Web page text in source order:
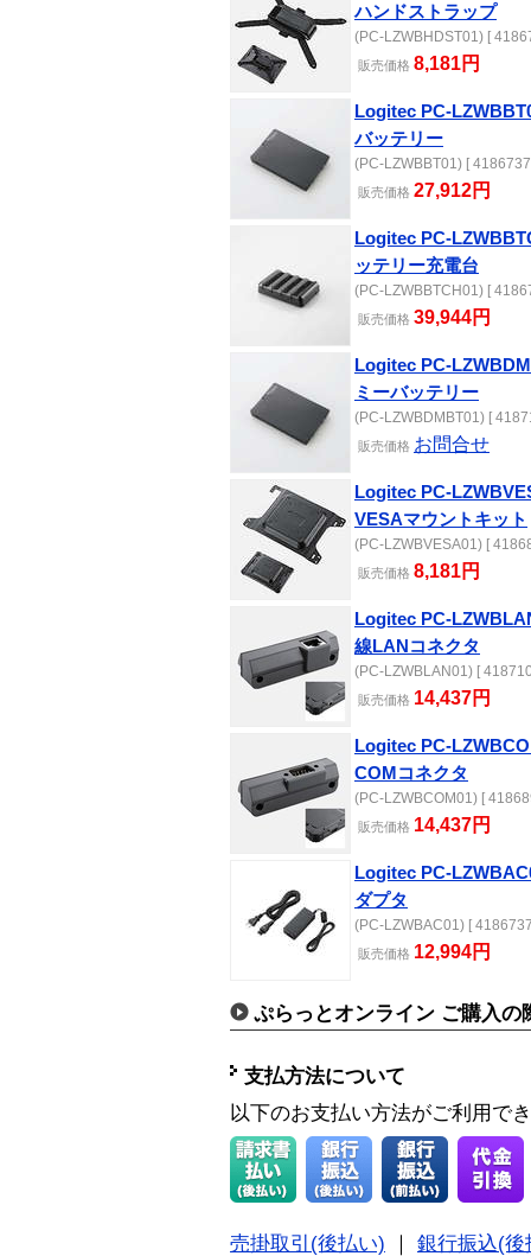
ハンドストラップ
(PC-LZWBHDST01) [
販売価格 8,181円
Logitec PC-
バッテリー
(PC-LZWBBT01) [
販売価格 27,912円
Logitec PC-
ッテリー充電台
(PC-LZWBBTCH01) [
販売価格 39,944円
Logitec PC-
ミーバッテリー
(PC-LZWBDMBT01) [
販売価格 お問合せ
Logitec PC-
VESAマウントキット
(PC-LZWBVESA01) [
販売価格 8,181円
Logitec PC-
線LANコネクタ
(PC-LZWBLAN01) [
販売価格 14,437円
Logitec PC-
COMコネクタ
(PC-LZWBCOM01) [
販売価格 14,437円
Logitec PC-
ダプタ
(PC-LZWBAC01) [
販売価格 12,994円
ぷらっとオンライン ご購入の
支払方法について
以下のお支払い方法がご利用で
売掛取引(後払い) 銀行振込(後